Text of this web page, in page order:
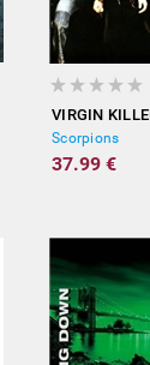
VIRGIN
Scorpions
37.99 €